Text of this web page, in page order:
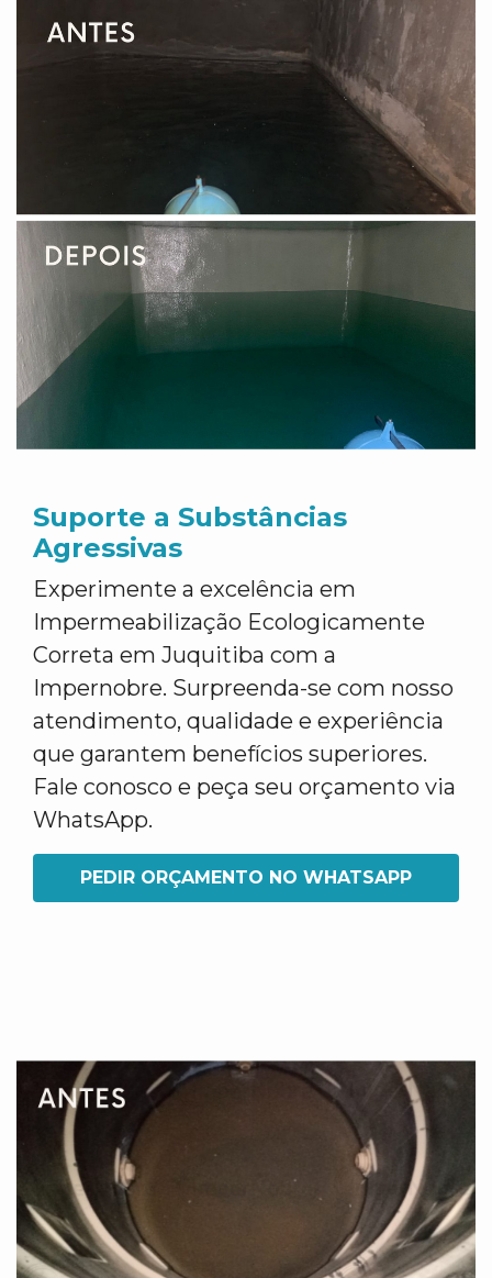
Suporte a Substâncias
Agressivas
Experimente a excelência em
Impermeabilização Ecologicamente
Correta em Juquitiba com a
Impernobre. Surpreenda-se com nosso
atendimento, qualidade e experiência
que garantem benefícios superiores.
Fale conosco e peça seu orçamento via
WhatsApp.
PEDIR ORÇAMENTO NO WHATSAPP